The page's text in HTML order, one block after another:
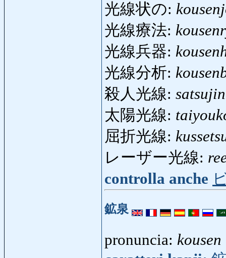
光線状の:
光線療法:
光線兵器:
光線分析:
殺人光線:
太陽光線:
屈折光線:
レーザー光線:
controlla anche
鉱泉
pronuncia: kousen